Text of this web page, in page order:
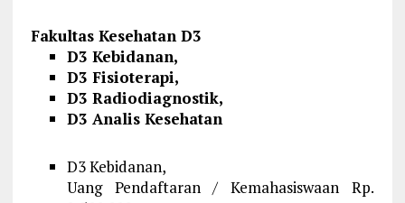
Fakultas Kesehatan D3
D3 Kebidanan,
D3 Fisioterapi,
D3 Radiodiagnostik,
D3 Analis Kesehatan
D3 Kebidanan,
Uang Pendaftaran / Kemahasiswaan Rp.